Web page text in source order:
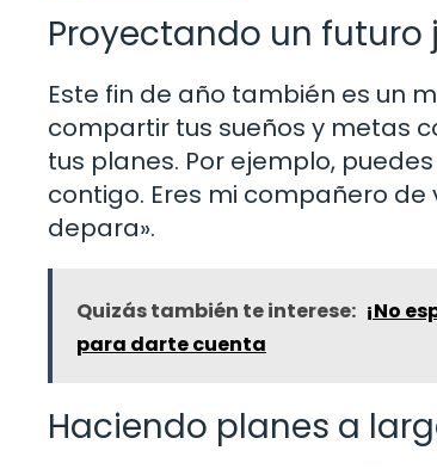
Proyectando un futuro
Este fin de año también es un
compartir tus sueños y metas
tus planes. Por ejemplo,
contigo. Eres mi compañero
depara».
Quizás también te interese: ¡No
para darte cuenta
Haciendo planes a